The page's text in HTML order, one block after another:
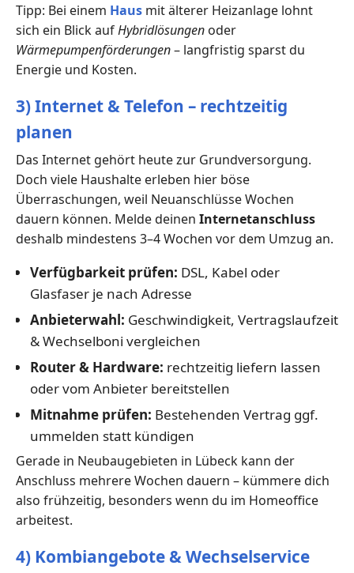
Tipp: Bei einem Haus mit älterer Heizanlage lohnt
sich ein Blick aufHybridlösungen oder
Wärmepumpenförderungen– langfristig sparst du
Energie und Kosten.
3) Internet & Telefon – rechtzeitig
planen
Das Internet gehört heute zur Grundversorgung.
Doch viele Haushalte erleben hier böse
Überraschungen, weil Neuanschlüsse Wochen
dauern können. Melde deinen Internetanschluss
deshalb mindestens 3–4 Wochen vor dem Umzug an.
Verfügbarkeit prüfen: DSL, Kabel oder
Glasfaser je nach Adresse
Anbieterwahl: Geschwindigkeit, Vertragslaufzeit
& Wechselboni vergleichen
Router & Hardware: rechtzeitig liefern lassen
oder vom Anbieter bereitstellen
Mitnahme prüfen: Bestehenden Vertrag ggf.
ummelden statt kündigen
Gerade in Neubaugebieten in Lübeck kann der
Anschluss mehrere Wochen dauern – kümmere dich
also frühzeitig, besonders wenn du im Homeoffice
arbeitest.
4) Kombiangebote & Wechselservice